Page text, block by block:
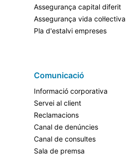
Assegurança capital diferit
Assegurança vida col·lectiva
Pla d'estalvi empreses
Comunicació
Informació corporativa
Servei al client
Reclamacions
Canal de denúncies
Canal de consultes
Sala de premsa